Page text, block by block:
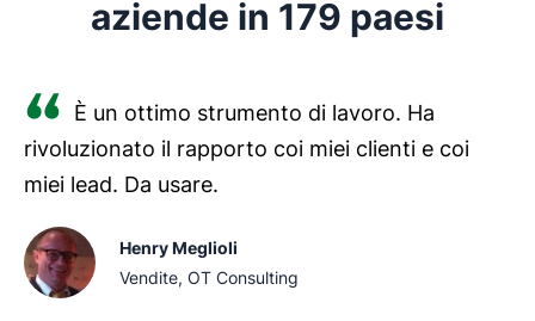
.
dovrebbe essere facile da usare e con prezzi
accessibili, come Pipedrive. Dovrebbe poter
espandersi insieme al tuo team dedicato alle relazioni
con gli investitori via via che cresci verso mercati di
aziende in 179 paesi
È un ottimo strumento di lavoro. Ha
rivoluzionato il rapporto coi miei clienti e coi
miei lead. Da usare.
Henry Meglioli
Vendite, OT Consulting